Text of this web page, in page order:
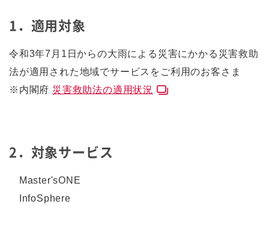
1．適用対象
令和3年7月1日からの大雨による災害にかかる災害救助
法が適用された地域でサービスをご利用のお客さま
※内閣府 災害救助法の適用状況
2．対象サービス
Master'sONE
InfoSphere